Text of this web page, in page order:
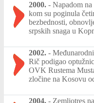
2000. - Napadom
kom su poginula
bezbednosti,
srpskih snaga u
2002. -
Rič podigao
OVK Rustema
zločine na Kosovu
2004. - Zemljotres